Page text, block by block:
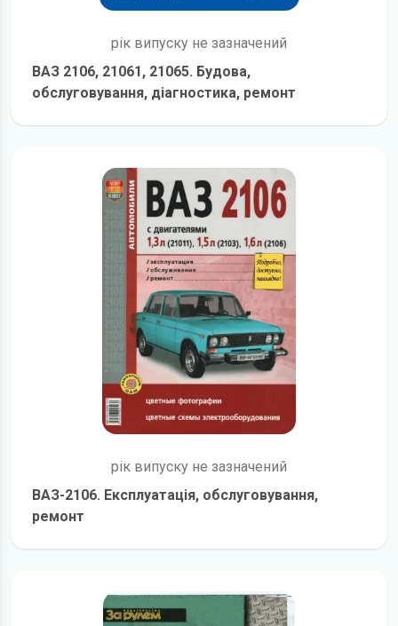
рік випуску не зазначений
ВАЗ 2106, 21061, 21065. Будова,
обслуговування, діагностика, ремонт
рік випуску не зазначений
ВАЗ-2106. Експлуатація, обслуговування,
ремонт